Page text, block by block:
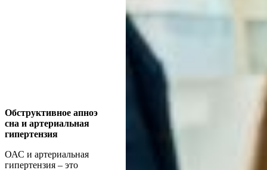
Обструктивное апноэ
сна и артериальная
гипертензия
ОАС и артериальная
гипертензия – это